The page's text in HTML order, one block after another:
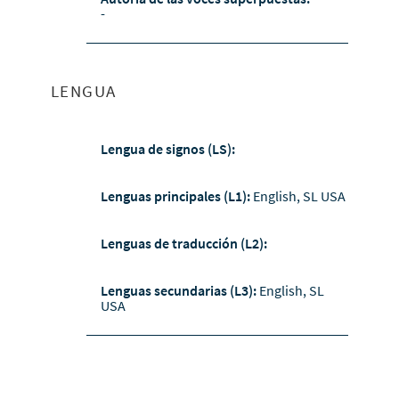
-
LENGUA
Lengua de signos (LS):
Lenguas principales (L1): English, SL USA
Lenguas de traducción (L2):
Lenguas secundarias (L3): English, SL
USA